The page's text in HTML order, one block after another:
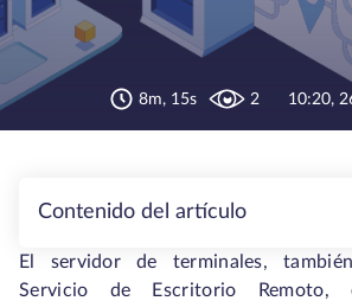
8m, 15s 2 10:20,
Contenido del artículo
El servidor de terminales,
Servicio de Escritorio Remoto,